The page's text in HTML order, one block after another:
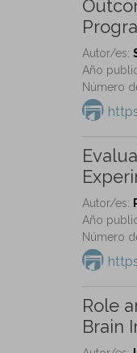
Autor/es:
Año
Número
Autor/es:
Año
Número
Role
Brain